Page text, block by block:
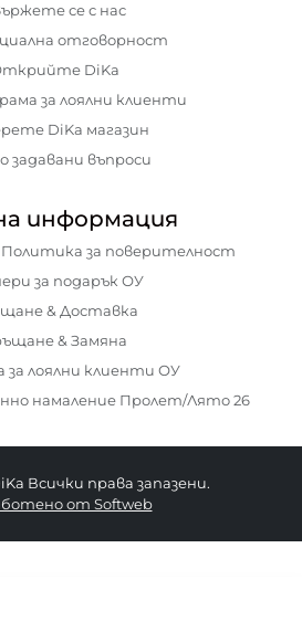
се с нас
отговорност
DiKa
за лоялни клиенти
DiKa магазин
задавани въпроси
информация
за поверителност
за подарък ОУ
& Доставка
& Замяна
за лоялни клиенти ОУ
намаление Пролет/Лято 26
Всички права запазени.
от Softweb